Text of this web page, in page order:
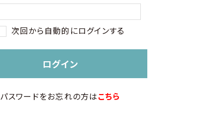
次回から自動的にログインする
パスワードをお忘れの方はこちら